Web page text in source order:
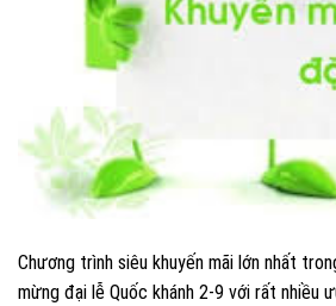
Chương trình siêu khuyến mãi lớn nhất
mừng đại lễ Quốc khánh 2-9 với rất nhiều